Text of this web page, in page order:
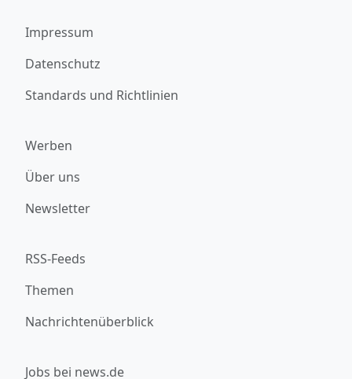
Impressum
Datenschutz
Standards und Richtlinien
Werben
Über uns
Newsletter
RSS-Feeds
Themen
Nachrichtenüberblick
Jobs bei news.de